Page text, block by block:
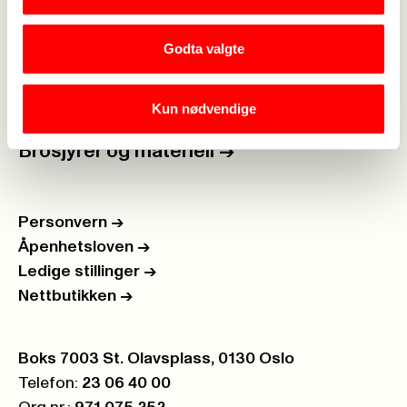
Godta valgte
Kun nødvendige
Kalender ->
Om Fagforbundet ->
Rettigheter i arbeidslivet ->
Brosjyrer og materiell ->
Personvern ->
Åpenhetsloven ->
Ledige stillinger ->
Nettbutikken ->
Postboks:
Boks 7003 St. Olavsplass, 0130 Oslo
Telefon: 23 06 40 00